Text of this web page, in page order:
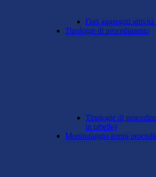
Dati aggregati attività
Tipologie di procedimento
Tipologie di
in tabelle)
Monitoraggio tempi